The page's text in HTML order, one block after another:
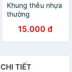
Khung thêu nhựa
thường
15.000 đ
CHI TIẾT